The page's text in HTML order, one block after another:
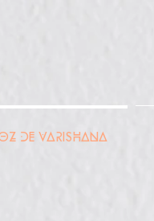
DE VARISHANA